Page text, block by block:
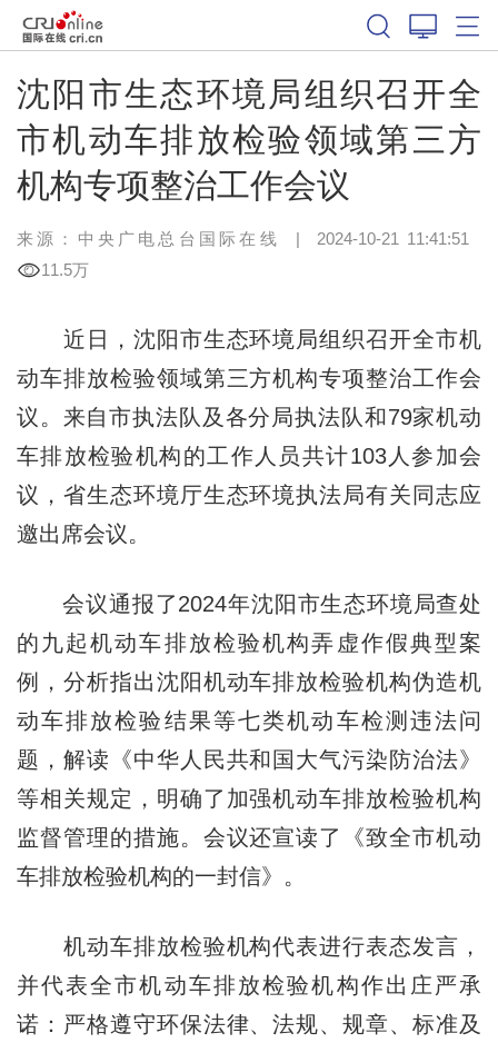
沈阳市生态环境局组织召开全
市机动车排放检验领域第三方
机构专项整治工作会议
来源：中央广电总台国际在线 | 2024-10-21 11:41:51
11.5万
近日，沈阳市生态环境局组织召开全市机
动车排放检验领域第三方机构专项整治工作会
议。来自市执法队及各分局执法队和79家机动
车排放检验机构的工作人员共计103人参加会
议，省生态环境厅生态环境执法局有关同志应
邀出席会议。
会议通报了2024年沈阳市生态环境局查处
的九起机动车排放检验机构弄虚作假典型案
例，分析指出沈阳机动车排放检验机构伪造机
动车排放检验结果等七类机动车检测违法问
题，解读《中华人民共和国大气污染防治法》
等相关规定，明确了加强机动车排放检验机构
监督管理的措施。会议还宣读了《致全市机动
车排放检验机构的一封信》。
机动车排放检验机构代表进行表态发言，
并代表全市机动车排放检验机构作出庄严承
诺：严格遵守环保法律、法规、规章、标准及